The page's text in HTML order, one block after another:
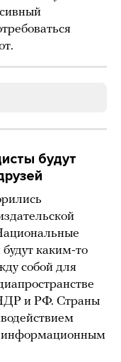
будут
каким-то
собой для
и РФ. Страны
информационным